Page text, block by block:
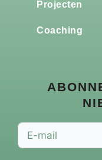
Projecten
Coaching